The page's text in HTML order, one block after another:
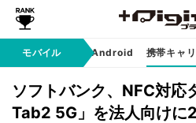
モバイル
iPhone Android 携帯キャ
ソフトバンク、NFC対応
Tab2 5G」を法人向け